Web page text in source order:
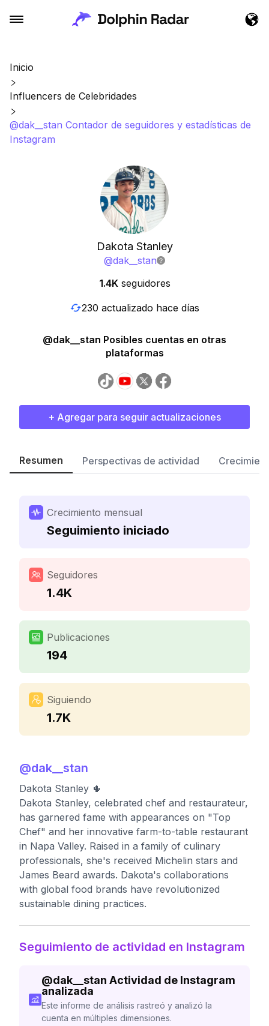
Inicio
Influencers de Celebridades
@dak__stan Contador de seguidores y estadísticas de
Instagram
Dakota Stanley
@dak__stan
1.4K seguidores
230 actualizado hace días
@dak__stan Posibles cuentas en otras
plataformas
+ Agregar para seguir actualizaciones
Resumen Perspectivas de actividad
Crecimiento mensual
Seguimiento iniciado
Seguidores
1.4K
Publicaciones
194
Siguiendo
1.7K
@dak__stan
Dakota Stanley 🌵
Dakota Stanley, celebrated chef and restaurateur,
has garnered fame with appearances on "Top
Chef" and her innovative farm-to-table restaurant
in Napa Valley. Raised in a family of culinary
professionals, she's received Michelin stars and
James Beard awards. Dakota's collaborations
with global food brands have revolutionized
sustainable dining practices.
Seguimiento de actividad en Instagram
@dak__stan Actividad de Instagram
analizada
Este informe de análisis rastreó y analizó la
cuenta en múltiples dimensiones.